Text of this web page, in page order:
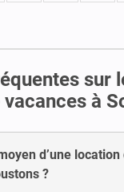
sur
à
d’une
?